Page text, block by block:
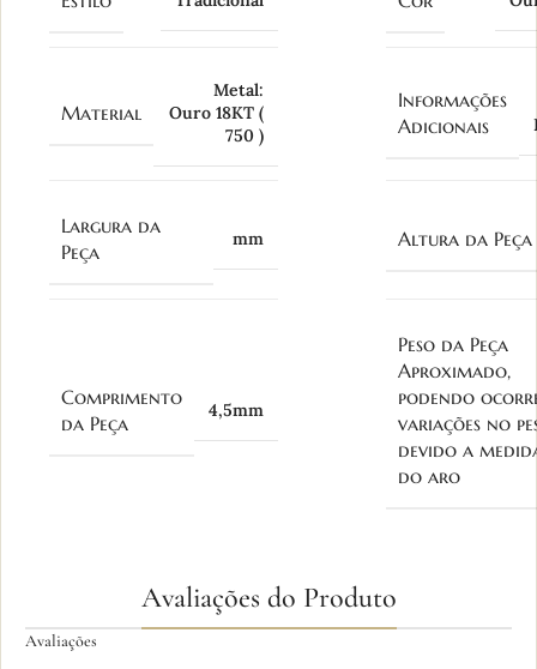
Material
Metal:
Ouro 18KT (
750 )
Informações
Adicionais
Largura da
Peça
mm Altura da Peça
Comprimento
da Peça
4,5mm
Peso da Peça
Aproximado,
podendo
variações no
devido a
do aro
Avaliações do Produto
Avaliações